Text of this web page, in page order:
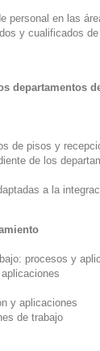
personal en las
y cualificados
departamentos
de pisos y
de los
a la
procesos y
y aplicaciones
de trabajo